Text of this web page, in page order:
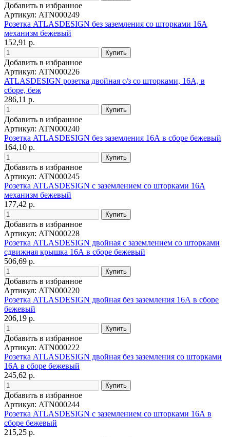
Добавить в избранное
Артикул: ATN000249
Розетка ATLASDESIGN без заземления со шторками 16А
механизм бежевый
152,91 р.
Добавить в избранное
Артикул: ATN000226
ATLASDESIGN розетка двойная с/з со шторками, 16А, в
сборе, беж
286,11 р.
Добавить в избранное
Артикул: ATN000240
Розетка ATLASDESIGN без заземления 16А в сборе бежевый
164,10 р.
Добавить в избранное
Артикул: ATN000245
Розетка ATLASDESIGN с заземлением со шторками 16А
механизм бежевый
177,42 р.
Добавить в избранное
Артикул: ATN000228
Розетка ATLASDESIGN двойная с заземлением со шторками
сдвижная крышка 16А в сборе бежевый
506,69 р.
Добавить в избранное
Артикул: ATN000220
Розетка ATLASDESIGN двойная без заземления 16А в сборе
бежевый
206,19 р.
Добавить в избранное
Артикул: ATN000222
Розетка ATLASDESIGN двойная без заземления со шторками
16А в сборе бежевый
245,62 р.
Добавить в избранное
Артикул: ATN000244
Розетка ATLASDESIGN с заземлением со шторками 16А в
сборе бежевый
215,25 р.